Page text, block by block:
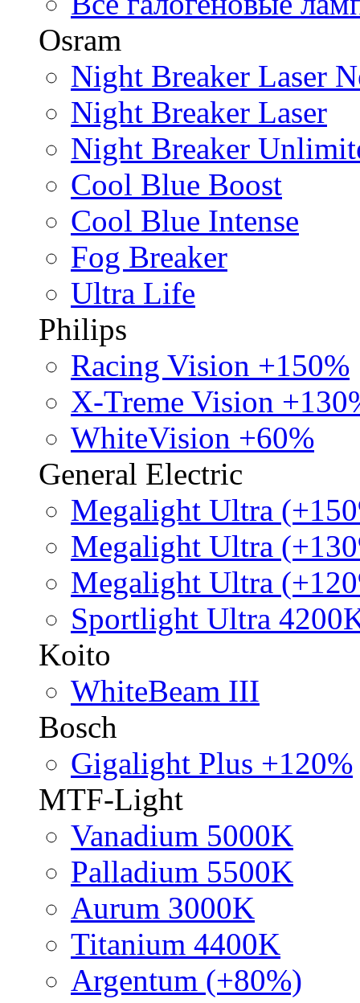
Osram
Night Breaker Laser
Night Breaker Laser
Night Breaker
Cool Blue Boost
Cool Blue Intense
Fog Breaker
Ultra Life
Philips
Racing Vision +150%
X-Treme Vision
WhiteVision +60%
General Electric
Megalight Ultra
Megalight Ultra
Megalight Ultra
Sportlight Ultra
Koito
WhiteBeam III
Bosch
Gigalight Plus +120%
MTF-Light
Vanadium 5000K
Palladium 5500K
Aurum 3000K
Titanium 4400K
Argentum (+80%)